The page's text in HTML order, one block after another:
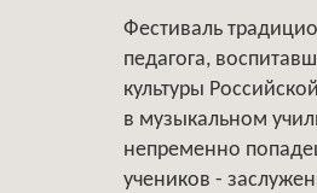
Фестиваль
педагога,
культуры
в музыкальном
непременно
учеников -